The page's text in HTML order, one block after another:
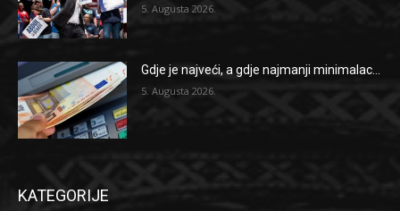
5. Augusta 2026.
Gdje je najveći, a gdje najmanji minimalac...
5. Augusta 2026.
KATEGORIJE